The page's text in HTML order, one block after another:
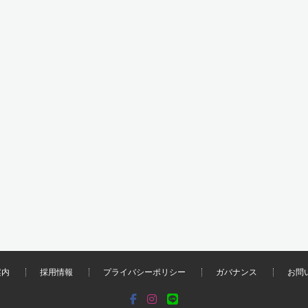
採用情報 プライバシーポリシー ガバナンス お問